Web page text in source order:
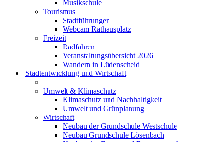
Musikschule
Tourismus
Stadtführungen
Webcam Rathausplatz
Freizeit
Radfahren
Veranstaltungsübersicht 2026
Wandern in Lüdenscheid
Stadtentwicklung und Wirtschaft
Umwelt & Klimaschutz
Klimaschutz und Nachhaltigkeit
Umwelt und Grünplanung
Wirtschaft
Neubau der Grundschule Westschule
Neubau Grundschule Lösenbach